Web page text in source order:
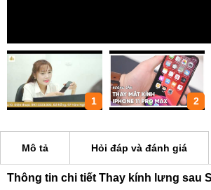
1 2
Mô tả Hỏi đáp và đánh giá
Thông tin chi tiết Thay kính lưng sau